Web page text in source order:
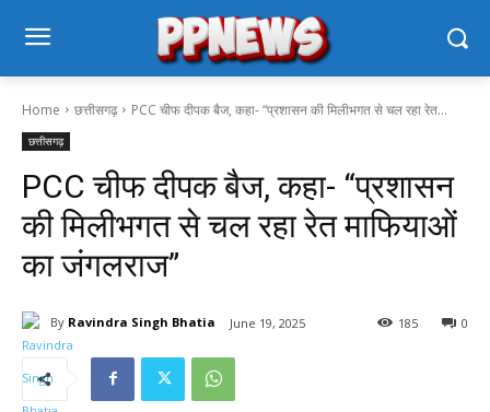
Home छत्तीसगढ़ PCC चीफ दीपक बैज, कहा- “प्रशासन की मिलीभगत से चल रहा रेत...
छत्तीसगढ़
PCC चीफ दीपक बैज, कहा- “प्रशासन
की मिलीभगत से चल रहा रेत माफियाओं
का जंगलराज”
By Ravindra Singh Bhatia June 19, 2025 0
185